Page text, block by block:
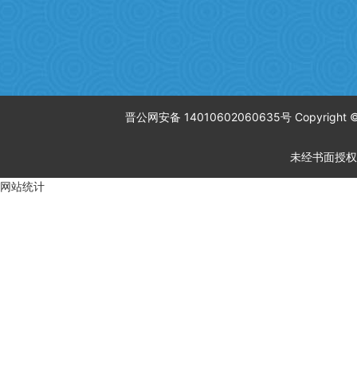
晋公网安备 14010602060635号 Copyright
未经书面授
网站统计